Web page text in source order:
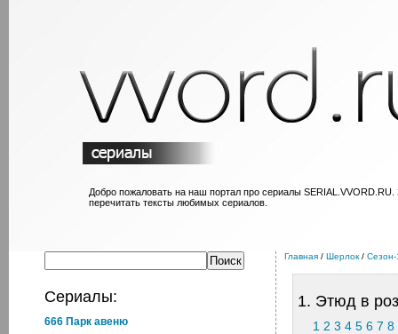
Добро пожаловать на наш портал про сериалы
перечитать тексты любимых сериалов.
Сериалы:
666 Парк авеню
Главная / Шерлок / Сезон-
1. Этюд в
1 2 3 4 5 6 7 8